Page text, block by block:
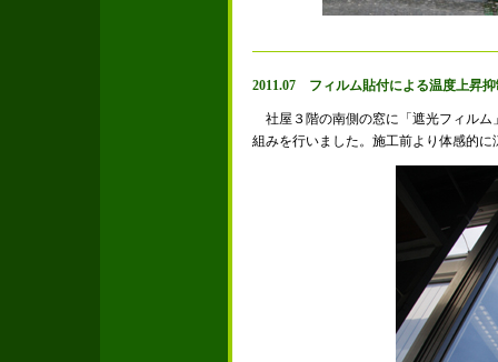
2011.07 フィルム貼付による温度上昇抑
社屋３階の南側の窓に「遮光フィルム
組みを行いました。施工前より体感的